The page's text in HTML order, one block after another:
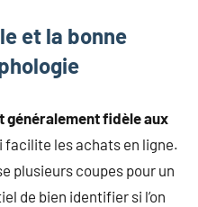
et la bonne
généralement fidèle aux
facilite les achats en ligne.
plusieurs coupes pour un
de bien identifier si l’on